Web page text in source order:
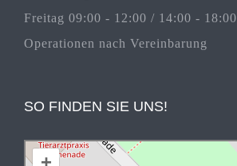
Freitag 09:00 - 12:00 / 14:00 - 18:00
Operationen nach Vereinbarung
SO FINDEN SIE UNS!
+